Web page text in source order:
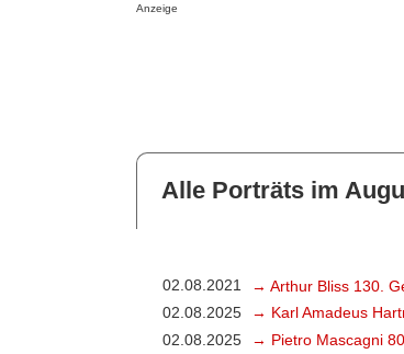
Anzeige
Alle Porträts im
02.08.2021
→ Arthur Bliss 130.
02.08.2025
→ Karl Amadeus
02.08.2025
→ Pietro Mascagni